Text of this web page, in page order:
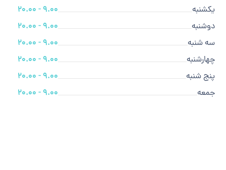
یکشنبه
9.00 - 20.00
دوشنبه
9.00 - 20.00
سه شنبه
9.00 - 20.00
چهارشنبه
9.00 - 20.00
پنج شنبه
9.00 - 20.00
جمعه
9.00 - 20.00